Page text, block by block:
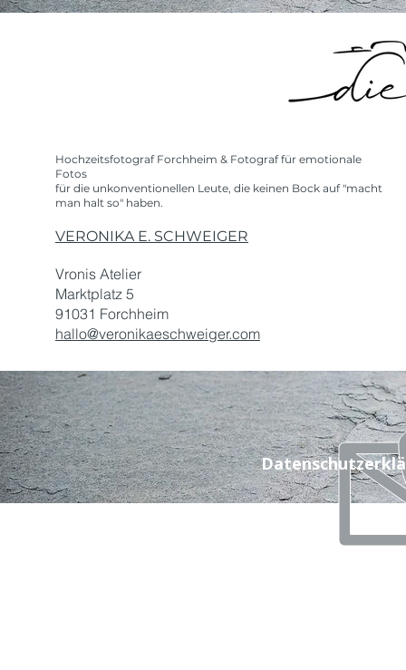
Hochzeitsfotograf Forchheim & Fotograf für emotionale
Fotos
für die unkonventionellen Leute, die keinen Bock auf "macht
man halt so" haben.
VERONIKA E. SCHWEIGER
Vronis Atelier
Marktplatz 5
91031 Forchheim
hallo@veronikaeschweiger.com